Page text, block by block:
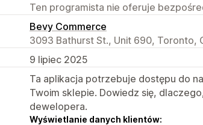
Ten programista nie oferuje
Bevy Commerce
3093 Bathurst St., Unit 690, Toronto,
9 lipiec 2025
Ta aplikacja potrzebuje dostępu do
Twoim sklepie. Dowiedz się,
dewelopera.
Wyświetlanie danych klientów: